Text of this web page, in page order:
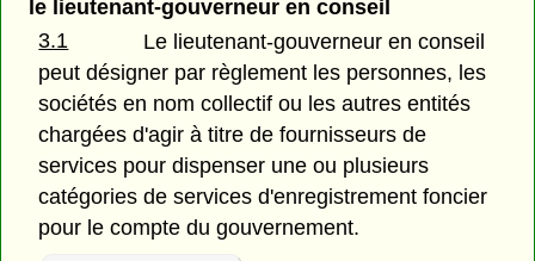
le lieutenant-gouverneur en conseil
3.1
Le lieutenant-gouverneur en conseil
peut désigner par règlement les personnes, les
sociétés en nom collectif ou les autres entités
chargées d'agir à titre de fournisseurs de
services pour dispenser une ou plusieurs
catégories de services d'enregistrement foncier
pour le compte du gouvernement.